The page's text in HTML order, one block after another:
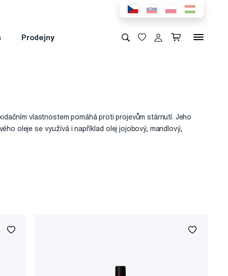
Prodejny
vlastnostem pomáhá proti projevům stárnutí. Jeho
oleje se využívá i například olej jojobový, mandlový,